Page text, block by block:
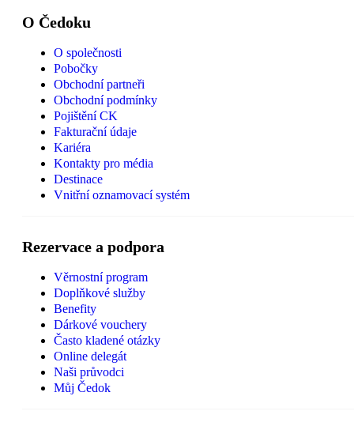
O Čedoku
O společnosti
Pobočky
Obchodní partneři
Obchodní podmínky
Pojištění CK
Fakturační údaje
Kariéra
Kontakty pro média
Destinace
Vnitřní oznamovací systém
Rezervace a podpora
Věrnostní program
Doplňkové služby
Benefity
Dárkové vouchery
Často kladené otázky
Online delegát
Naši průvodci
Můj Čedok